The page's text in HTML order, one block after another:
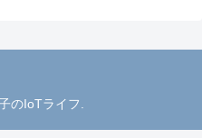
のIoTライフ.